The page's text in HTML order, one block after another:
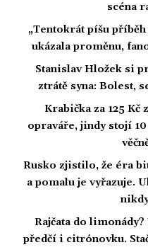
scéna
„Tentokrát píšu
ukázala proměnu,
Stanislav Hložek si
ztrátě syna: Bolest,
Krabička za 125
opraváře, jindy stojí
Rusko zjistilo, že éra
a pomalu je vyřazuje.
Rajčata do
předčí i citrónovku.